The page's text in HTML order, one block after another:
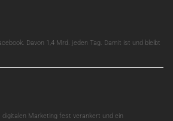
Davon 1,4 Mrd. jeden Tag. Damit ist und bleibt
Marketing fest verankert und ein